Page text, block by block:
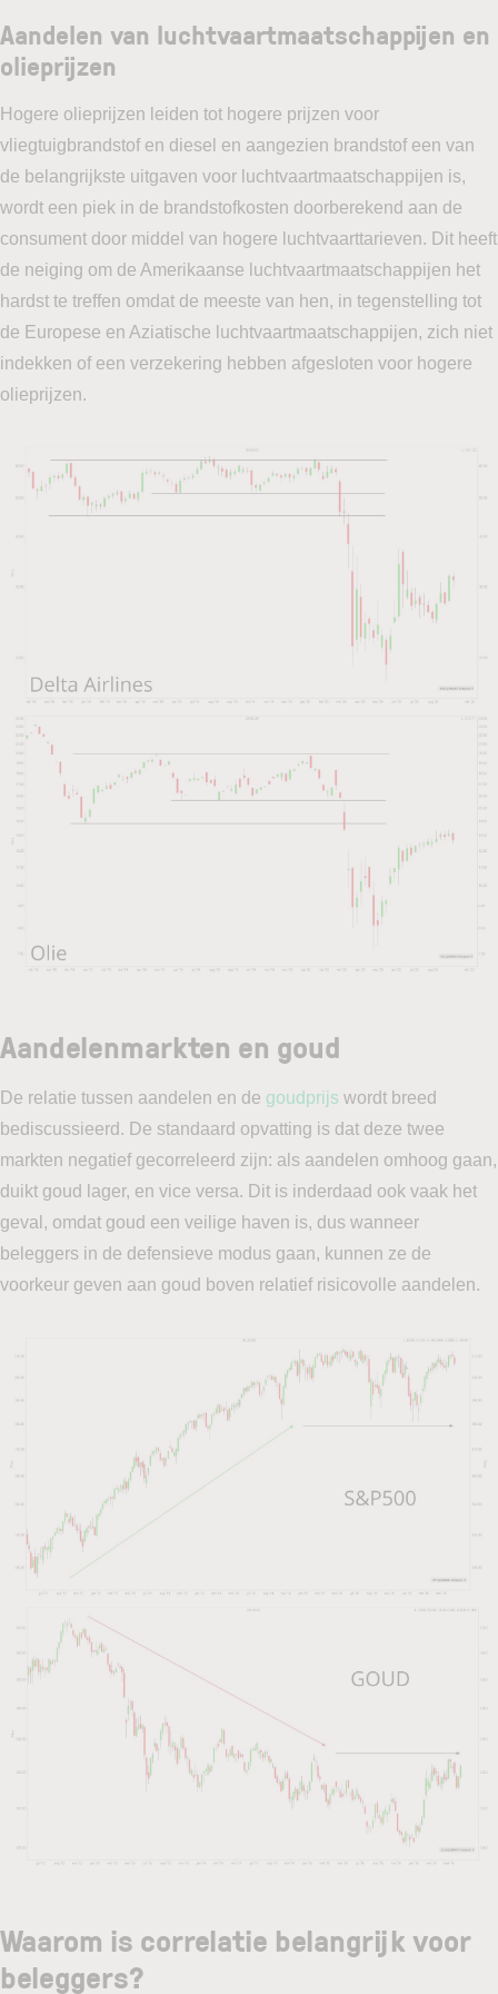
Aandelen van luchtvaartmaatschappijen en
olieprijzen
Hogere olieprijzen leiden tot hogere prijzen voor
vliegtuigbrandstof en diesel en aangezien brandstof een van
de belangrijkste uitgaven voor luchtvaartmaatschappijen is,
wordt een piek in de brandstofkosten doorberekend aan de
consument door middel van hogere luchtvaarttarieven. Dit heeft
de neiging om de Amerikaanse luchtvaartmaatschappijen het
hardst te treffen omdat de meeste van hen, in tegenstelling tot
de Europese en Aziatische luchtvaartmaatschappijen, zich niet
indekken of een verzekering hebben afgesloten voor hogere
olieprijzen.
Aandelenmarkten en goud
De relatie tussen aandelen en de goudprijs wordt breed
bediscussieerd. De standaard opvatting is dat deze twee
markten negatief gecorreleerd zijn: als aandelen omhoog gaan,
duikt goud lager, en vice versa. Dit is inderdaad ook vaak het
geval, omdat goud een veilige haven is, dus wanneer
beleggers in de defensieve modus gaan, kunnen ze de
voorkeur geven aan goud boven relatief risicovolle aandelen.
Waarom is correlatie belangrijk voor
beleggers?